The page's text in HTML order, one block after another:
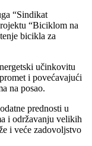
“Sindikat
“Biciklom na
bicikla za
učinkovitu
i povećavajući
na posao.
prednosti u
i održavanju velikih
i veće zadovoljstvo